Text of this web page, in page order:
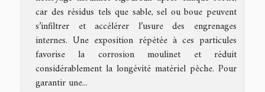
car des résidus tels que sable, sel ou boue peuvent
s’infiltrer et accélérer l’usure des engrenages
internes. Une exposition répétée à ces particules
favorise la corrosion moulinet et réduit
considérablement la longévité matériel pêche. Pour
garantir une...